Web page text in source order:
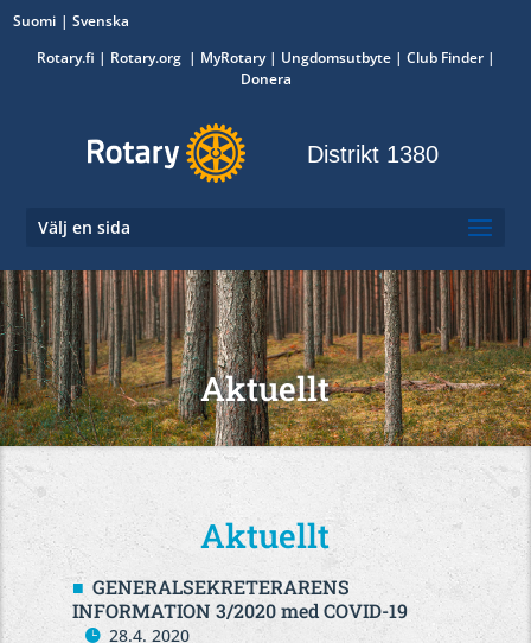
Suomi
Svenska
Rotary.fi | Rotary.org | MyRotary| Ungdomsutbyte| Club Finder|
Donera
Distrikt 1380
Välj en sida
Aktuellt
Aktuellt
GENERALSEKRETERARENS
INFORMATION 3/2020 med COVID-19
28.4. 2020